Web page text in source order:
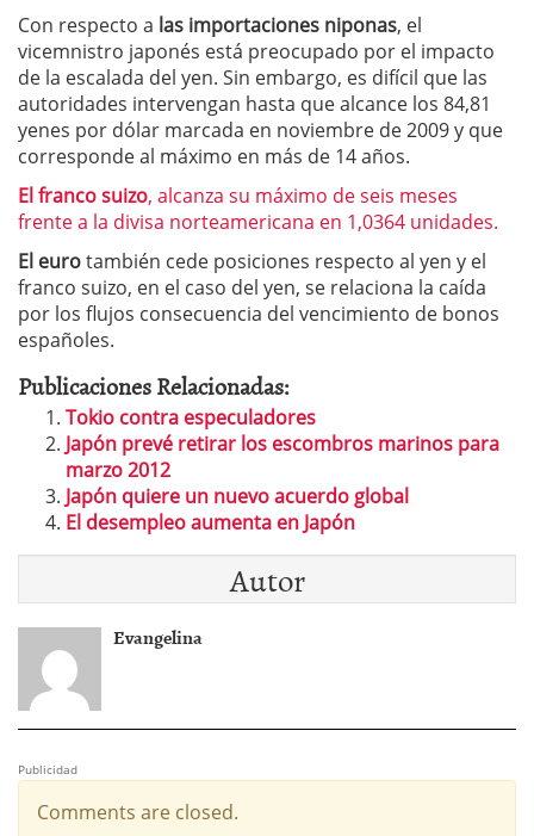
Con respecto a las importaciones niponas, el
vicemnistro japonés está preocupado por el impacto
de la escalada del yen. Sin embargo, es difícil que las
autoridades intervengan hasta que alcance los 84,81
yenes por dólar marcada en noviembre de 2009 y que
corresponde al máximo en más de 14 años.
El franco suizo, alcanza su máximo de seis meses
frente a la divisa norteamericana en 1,0364 unidades.
El eurotambién cede posiciones respecto al yen y el
franco suizo, en el caso del yen, se relaciona la caída
por los flujos consecuencia del vencimiento de bonos
españoles.
Publicaciones Relacionadas:
Tokio contra especuladores
Japón prevé retirar los escombros marinos para
marzo 2012
Japón quiere un nuevo acuerdo global
El desempleo aumenta en Japón
Autor
Evangelina
Publicidad
Comments are closed.